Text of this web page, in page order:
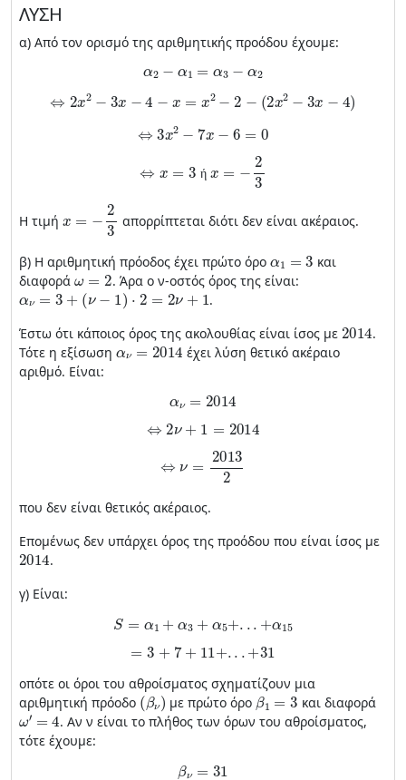
ΛΥΣΗ
α) Από τον ορισμό της αριθμητικής προόδου έχουμε:
α 2−α1= α3−α 2
⇔
x2 x 2 2− x2 −3 −4
⇔ 3x −7 6
3
Η τιμή
3
απορρίπτεται διότι δεν είναι ακέραιος.
β) Η αριθμητική πρόοδος έχει πρώτο όρο
και
διαφορά
ω=2
. Άρα ο ν-οστός όρος της είναι:
αν=3+(ν−1) 2=2ν+1
.
Έστω ότι κάποιος όρος της ακολουθίας είναι ίσος με
2014
.
Τότε η εξίσωση
αν=2014
έχει λύση θετικό ακέραιο
αριθμό. Είναι:
α =2014
⇔2ν+ 1 =2014
20132
που δεν είναι θετικός ακέραιος.
Επομένως δεν υπάρχει όρος της προόδου που είναι ίσος με
2014
.
γ) Είναι:
α + α3 α 5+ .
15
= 3+ 7 + 11+ . 31
οπότε οι όροι του αθροίσματος σχηματίζουν μια
αριθμητική πρόοδο
(βν)
με πρώτο όρο
β1=3
και διαφορά
ω′=4
. Αν ν είναι το πλήθος των όρων του αθροίσματος,
τότε έχουμε:
β ν= 31